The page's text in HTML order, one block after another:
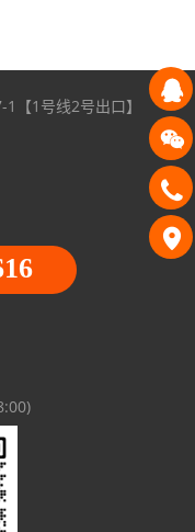
【1号线2号出口】